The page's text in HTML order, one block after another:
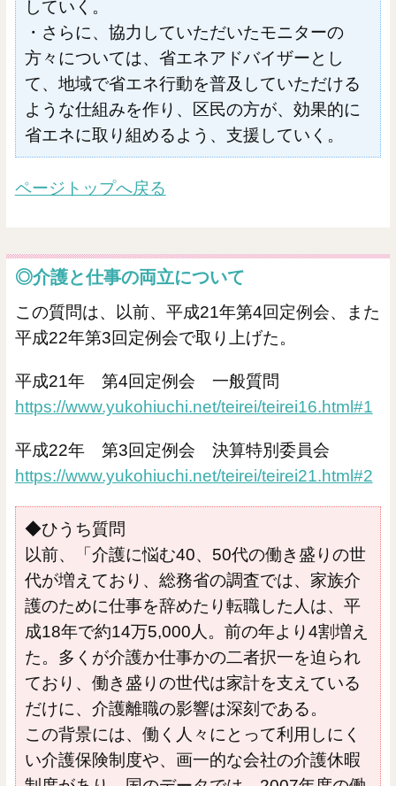
していく。
・さらに、協力していただいたモニターの
方々については、省エネアドバイザーとし
て、地域で省エネ行動を普及していただける
ような仕組みを作り、区民の方が、効果的に
省エネに取り組めるよう、支援していく。
ページトップへ戻る
◎介護と仕事の両立について
この質問は、以前、平成21年第4回定例会、また
平成22年第3回定例会で取り上げた。
平成21年 第4回定例会 一般質問
https://www.yukohiuchi.net/teirei/teirei16.html#1
平成22年 第3回定例会 決算特別委員会
https://www.yukohiuchi.net/teirei/teirei21.html#2
◆ひうち質問
以前、「介護に悩む40、50代の働き盛りの世
代が増えており、総務省の調査では、家族介
護のために仕事を辞めたり転職した人は、平
成18年で約14万5,000人。前の年より4割増え
た。多くが介護か仕事かの二者択一を迫られ
ており、働き盛りの世代は家計を支えている
だけに、介護離職の影響は深刻である。
この背景には、働く人々にとって利用しにく
い介護保険制度や、画一的な会社の介護休暇